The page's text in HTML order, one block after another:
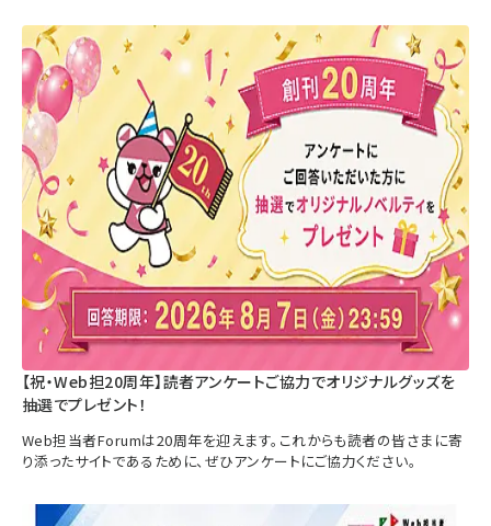
【祝・Web担20周年】読者アンケートご協力でオリジナルグッズを
抽選でプレゼント！
Web担当者Forumは20周年を迎えます。これからも読者の皆さまに寄
り添ったサイトであるために、ぜひアンケートにご協力ください。